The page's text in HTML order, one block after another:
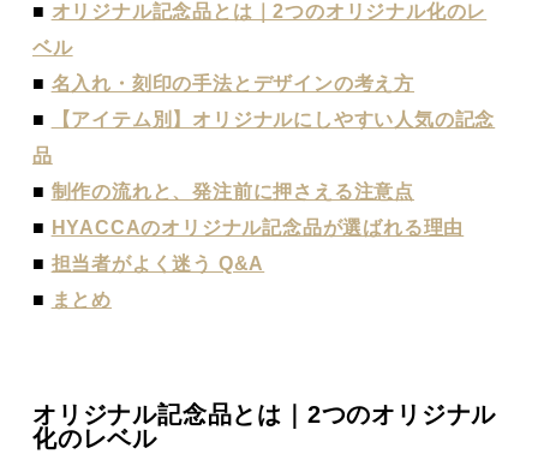
■ オリジナル記念品とは｜2つのオリジナル化のレ
ベル
■ 名入れ・刻印の手法とデザインの考え方
■
【アイテム別】オリジナルにしやすい人気の記念
品
■ 制作の流れと、発注前に押さえる注意点
■ HYACCAのオリジナル記念品が選ばれる理由
■ 担当者がよく迷う Q&A
■ まとめ
オリジナル記念品とは｜2つのオリジナル
化のレベル